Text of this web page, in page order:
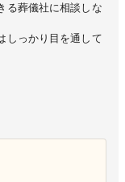
る葬儀社に相談しな
しっかり目を通して